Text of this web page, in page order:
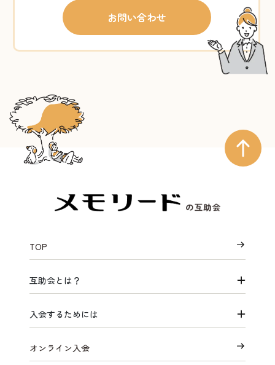
お問い合わせ
TOP
互助会とは？
入会するためには
オンライン入会